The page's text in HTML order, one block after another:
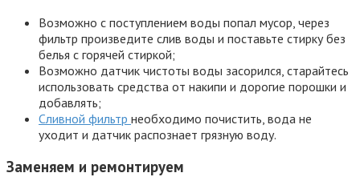
Возможно с поступлением воды попал мусор, через
фильтр произведите слив воды и поставьте стирку без
белья с горячей стиркой;
Возможно датчик чистоты воды засорился, старайтесь
использовать средства от накипи и дорогие порошки и
добавлять;
Сливной фильтр необходимо почистить, вода не
уходит и датчик распознает грязную воду.
Заменяем и ремонтируем